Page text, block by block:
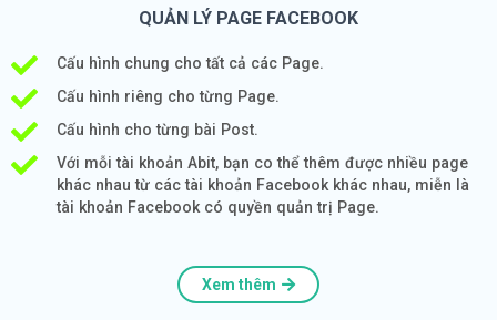
QUẢN LÝ PAGE FACEBOOK
Cấu hình chung cho tất cả các Page.
Cấu hình riêng cho từng Page.
Cấu hình cho từng bài Post.
Với mỗi tài khoản Abit, bạn co thể thêm được nhiều page
khác nhau từ các tài khoản Facebook khác nhau, miễn là
tài khoản Facebook có quyền quản trị Page.
Xem thêm